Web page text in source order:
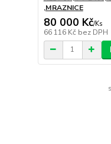
,MRAZNICE
80 000 Kč/Ks
66 116 Kč bez DPH